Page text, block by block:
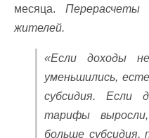
месяца.Перерасчеты
жителей.
«Если доходы
уменьшились,
субсидия. Если
тарифы
больше